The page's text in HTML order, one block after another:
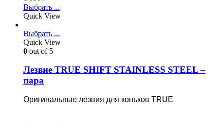
Выбрать ...
Quick View
Выбрать ...
Quick View
0 out of 5
Лезвие TRUE SHIFT STAINLESS STEEL –
пара
Оригинальные лезвия для коньков TRUE